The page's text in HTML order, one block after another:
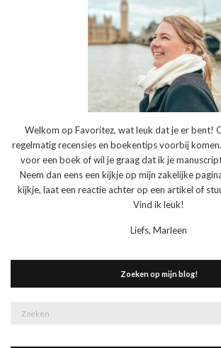
Welkom op Favoritez, wat leuk dat je er bent!
regelmatig recensies en boekentips voorbij
voor een boek of wil je graag dat ik je
Neem dan eens een kijkje op mijn zakelijke
kijkje, laat een reactie achter op een artikel of
Vind ik leuk!
Liefs, Marleen
Zoeken op mijn blog!
Zoek